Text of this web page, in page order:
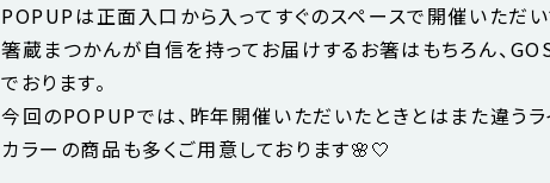
POPUPは正面入口から入ってすぐのスペースで開催いただい
箸蔵まつかんが自信を持ってお届けするお箸はもちろん、
でおります。
今回のPOPUPでは、昨年開催いただいたときとはまた違うラ
カラーの商品も多くご用意しております🌸🤍